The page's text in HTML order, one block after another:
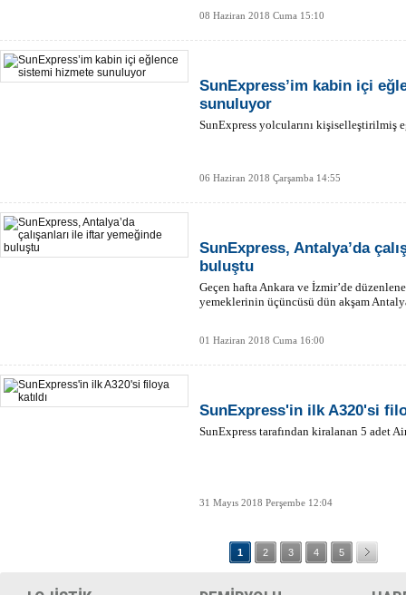
08 Haziran 2018 Cuma 15:10
SunExpress’im kabin içi
sunuluyor
SunExpress yolcularını kişiselleştirilmiş
06 Haziran 2018 Çarşamba 14:55
SunExpress, Antalya’da
buluştu
Geçen hafta Ankara ve İzmir’de
yemeklerinin üçüncüsü dün akşam
01 Haziran 2018 Cuma 16:00
SunExpress'in ilk A320'si
SunExpress tarafından kiralanan 5 adet
31 Mayıs 2018 Perşembe 12:04
1 2 3 4 5